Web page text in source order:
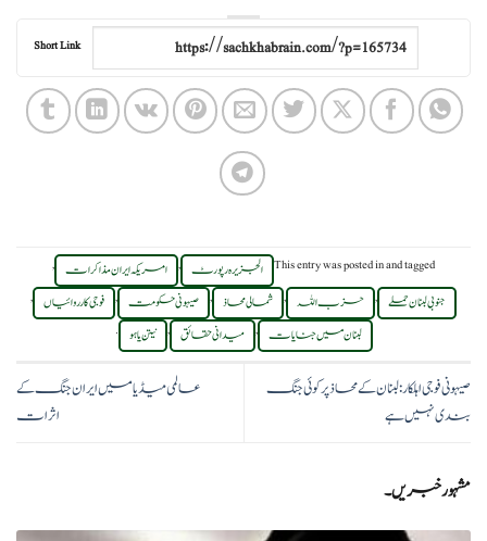
Short Link
This entry was posted inand tagged الجزیرہ رپورٹ , امریکہ ایران مذاکرات ,
جنوبی لبنان حملے , حزب اللہ , شمالی محاذ , صیہونی حکومت , فوجی کارروائیاں ,
لبنان میں جنایات , میدانی حقائق , نیتن یاہو .
صیہونی فوجی اہلکار: لبنان کے محاذ پر کوئی جنگ
بندی نہیں ہے
عالمی میڈیا میں ایران جنگ کے
اثرات
مشہور خبریں۔